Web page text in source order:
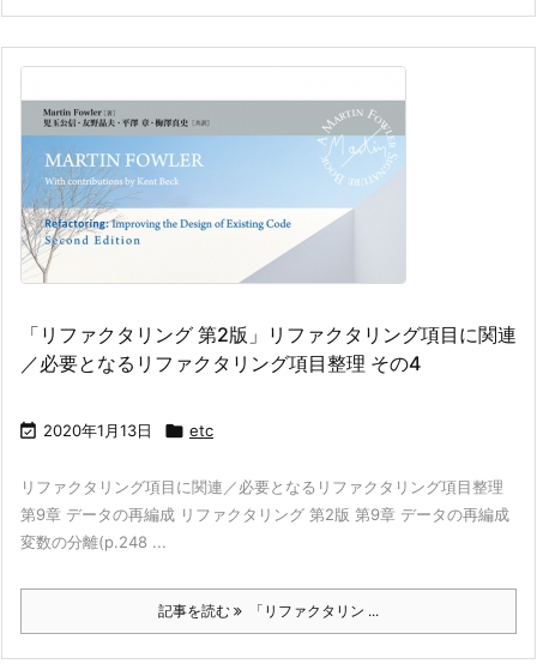
「リファクタリング 第2版」リファクタリング項目に関連
／必要となるリファクタリング項目整理 その4
 2020年1月13日  etc
リファクタリング項目に関連／必要となるリファクタリング項目整理
第9章 データの再編成 リファクタリング 第2版 第9章 データの再編成
変数の分離(p.248 ...
記事を読む 「リファクタリン ...